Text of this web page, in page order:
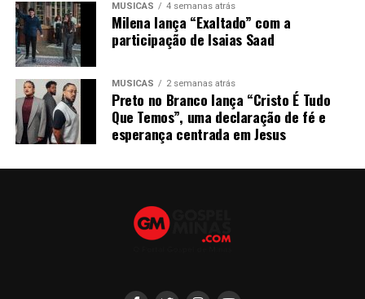
MÚSICAS 4 semanas atrás
Milena lança “Exaltado” com a
participação de Isaias Saad
MÚSICAS 2 semanas atrás
Preto no Branco lança “Cristo É Tudo
Que Temos”, uma declaração de fé e
esperança centrada em Jesus